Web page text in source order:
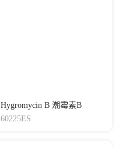
Hygromycin B 潮霉素B
60225ES